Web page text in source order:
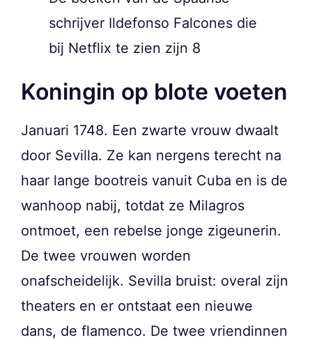
schrijver Ildefonso Falcones die
bij Netflix te zien zijn 8
Koningin op blote voeten
Januari 1748. Een zwarte vrouw dwaalt
door Sevilla. Ze kan nergens terecht na
haar lange bootreis vanuit Cuba en is de
wanhoop nabij, totdat ze Milagros
ontmoet, een rebelse jonge zigeunerin.
De twee vrouwen worden
onafscheidelijk. Sevilla bruist: overal zijn
theaters en er ontstaat een nieuwe
dans, de flamenco. De twee vriendinnen